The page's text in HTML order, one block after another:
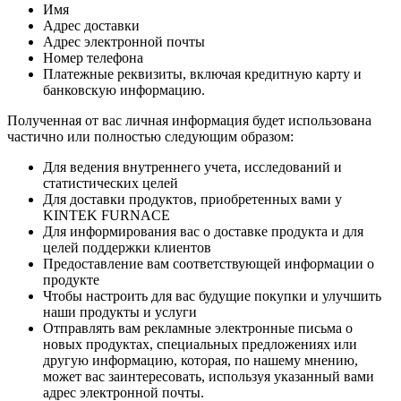
Имя
Адрес доставки
Адрес электронной почты
Номер телефона
Платежные реквизиты, включая кредитную карту и
банковскую информацию.
Полученная от вас личная информация будет использована
частично или полностью следующим образом:
Для ведения внутреннего учета, исследований и
статистических целей
Для доставки продуктов, приобретенных вами у
KINTEK FURNACE
Для информирования вас о доставке продукта и для
целей поддержки клиентов
Предоставление вам соответствующей информации о
продукте
Чтобы настроить для вас будущие покупки и улучшить
наши продукты и услуги
Отправлять вам рекламные электронные письма о
новых продуктах, специальных предложениях или
другую информацию, которая, по нашему мнению,
может вас заинтересовать, используя указанный вами
адрес электронной почты.